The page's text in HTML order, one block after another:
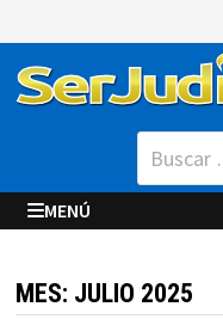
al
contenido
Buscar:
MENÚ
MES: JULIO 2025